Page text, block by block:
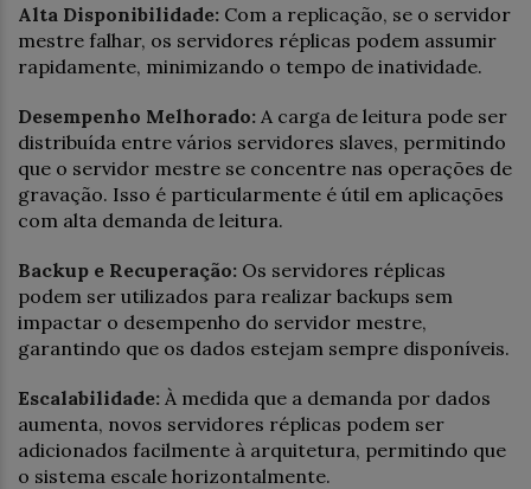
Alta Disponibilidade: Com a replicação, se o servidor
mestre falhar, os servidores réplicas podem assumir
rapidamente, minimizando o tempo de inatividade.
Desempenho Melhorado: A carga de leitura pode ser
distribuída entre vários servidores slaves, permitindo
que o servidor mestre se concentre nas operações de
gravação. Isso é particularmente é útil em aplicações
com alta demanda de leitura.
Backup e Recuperação: Os servidores réplicas
podem ser utilizados para realizar backups sem
impactar o desempenho do servidor mestre,
garantindo que os dados estejam sempre disponíveis.
Escalabilidade: À medida que a demanda por dados
aumenta, novos servidores réplicas podem ser
adicionados facilmente à arquitetura, permitindo que
o sistema escale horizontalmente.